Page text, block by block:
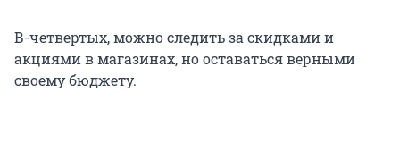
В-четвертых, можно следить за скидками и
акциями в магазинах, но оставаться верными
своему бюджету.